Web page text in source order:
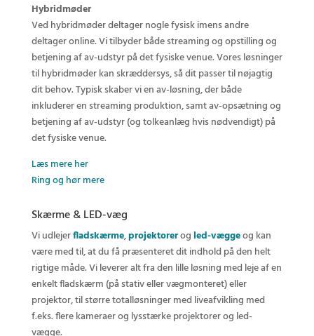
Hybridmøder
Ved hybridmøder deltager nogle fysisk imens andre
deltager online. Vi tilbyder både streaming og opstilling og
betjening af av-udstyr på det fysiske venue. Vores løsninger
til hybridmøder kan skræddersys, så dit passer til nøjagtig
dit behov. Typisk skaber vi en av-løsning, der både
inkluderer en streaming produktion, samt av-opsætning og
betjening af av-udstyr (og tolkeanlæg hvis nødvendigt) på
det fysiske venue.
Læs mere her
Ring og hør mere
Skærme & LED-væg
Vi udlejerfladskærme,projektorerogled-væggeog kan
være med til, at du få præsenteret dit indhold på den helt
rigtige måde. Vi leverer alt fra den lille løsning med leje af en
enkelt fladskærm (på stativ eller vægmonteret) eller
projektor, til større totalløsninger med liveafvikling med
f.eks. flere kameraer og lysstærke projektorer og led-
vægge.